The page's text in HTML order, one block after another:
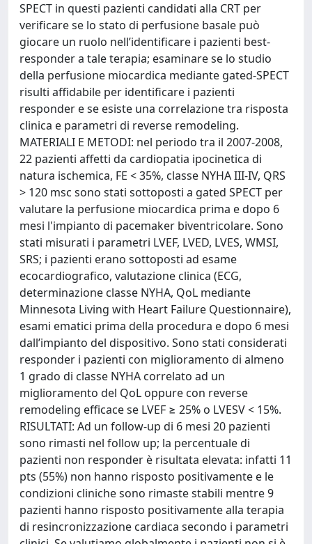
SPECT in questi pazienti candidati alla CRT per
verificare se lo stato di perfusione basale può
giocare un ruolo nell’identificare i pazienti best-
responder a tale terapia; esaminare se lo studio
della perfusione miocardica mediante gated-SPECT
risulti affidabile per identificare i pazienti
responder e se esiste una correlazione tra risposta
clinica e parametri di reverse remodeling.
MATERIALI E METODI: nel periodo tra il 2007-2008,
22 pazienti affetti da cardiopatia ipocinetica di
natura ischemica, FE < 35%, classe NYHA III-IV, QRS
> 120 msc sono stati sottoposti a gated SPECT per
valutare la perfusione miocardica prima e dopo 6
mesi l'impianto di pacemaker biventricolare. Sono
stati misurati i parametri LVEF, LVED, LVES, WMSI,
SRS; i pazienti erano sottoposti ad esame
ecocardiografico, valutazione clinica (ECG,
determinazione classe NYHA, QoL mediante
Minnesota Living with Heart Failure Questionnaire),
esami ematici prima della procedura e dopo 6 mesi
dall’impianto del dispositivo. Sono stati considerati
responder i pazienti con miglioramento di almeno
1 grado di classe NYHA correlato ad un
miglioramento del QoL oppure con reverse
remodeling efficace se LVEF ≥ 25% o LVESV < 15%.
RISULTATI: Ad un follow-up di 6 mesi 20 pazienti
sono rimasti nel follow up; la percentuale di
pazienti non responder è risultata elevata: infatti 11
pts (55%) non hanno risposto positivamente e le
condizioni cliniche sono rimaste stabili mentre 9
pazienti hanno risposto positivamente alla terapia
di resincronizzazione cardiaca secondo i parametri